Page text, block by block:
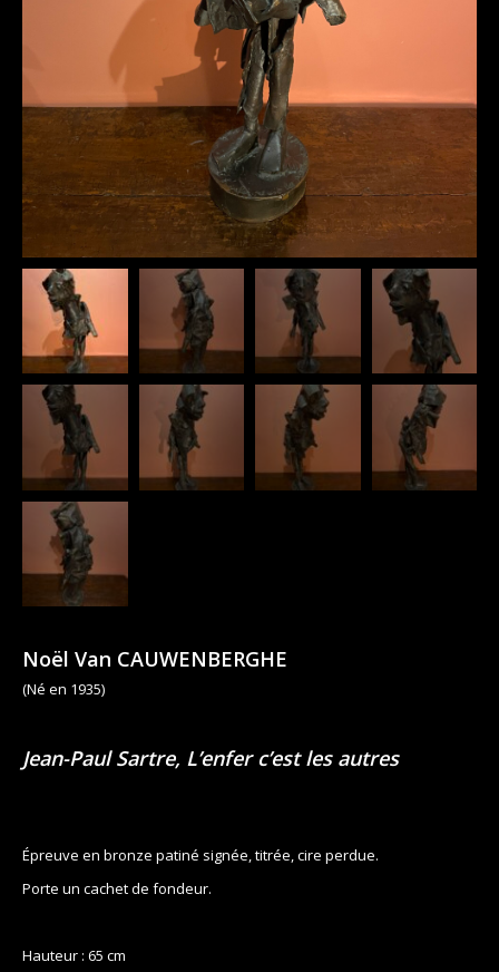
Noël Van CAUWENBERGHE
(Né en 1935)
Jean-Paul Sartre, L’enfer c’est les autres
Épreuve en bronze patiné signée, titrée, cire perdue.
Porte un cachet de fondeur.
Hauteur : 65 cm